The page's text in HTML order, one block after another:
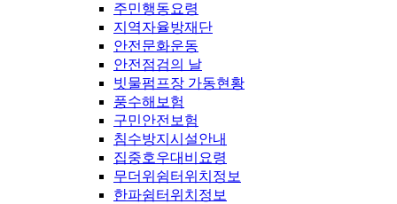
주민행동요령
지역자율방재단
안전문화운동
안전점검의 날
빗물펌프장 가동현황
풍수해보험
구민안전보험
침수방지시설안내
집중호우대비요령
무더위쉼터위치정보
한파쉼터위치정보